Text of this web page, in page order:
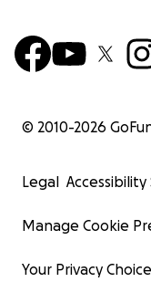
© 2010-2026
Legal
Manage Cookie
Your Privacy